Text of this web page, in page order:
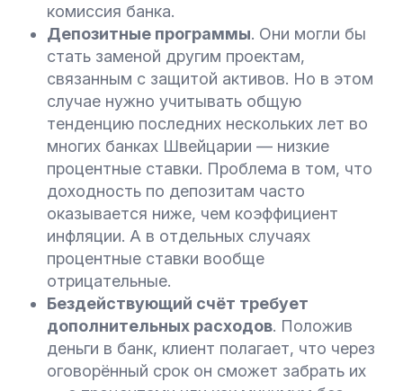
комиссия банка.
Депозитные программы. Они могли бы
стать заменой другим проектам,
связанным с защитой активов. Но в этом
случае нужно учитывать общую
тенденцию последних нескольких лет во
многих банках Швейцарии — низкие
процентные ставки. Проблема в том, что
доходность по депозитам часто
оказывается ниже, чем коэффициент
инфляции. А в отдельных случаях
процентные ставки вообще
отрицательные.
Бездействующий счёт требует
дополнительных расходов. Положив
деньги в банк, клиент полагает, что через
оговорённый срок он сможет забрать их